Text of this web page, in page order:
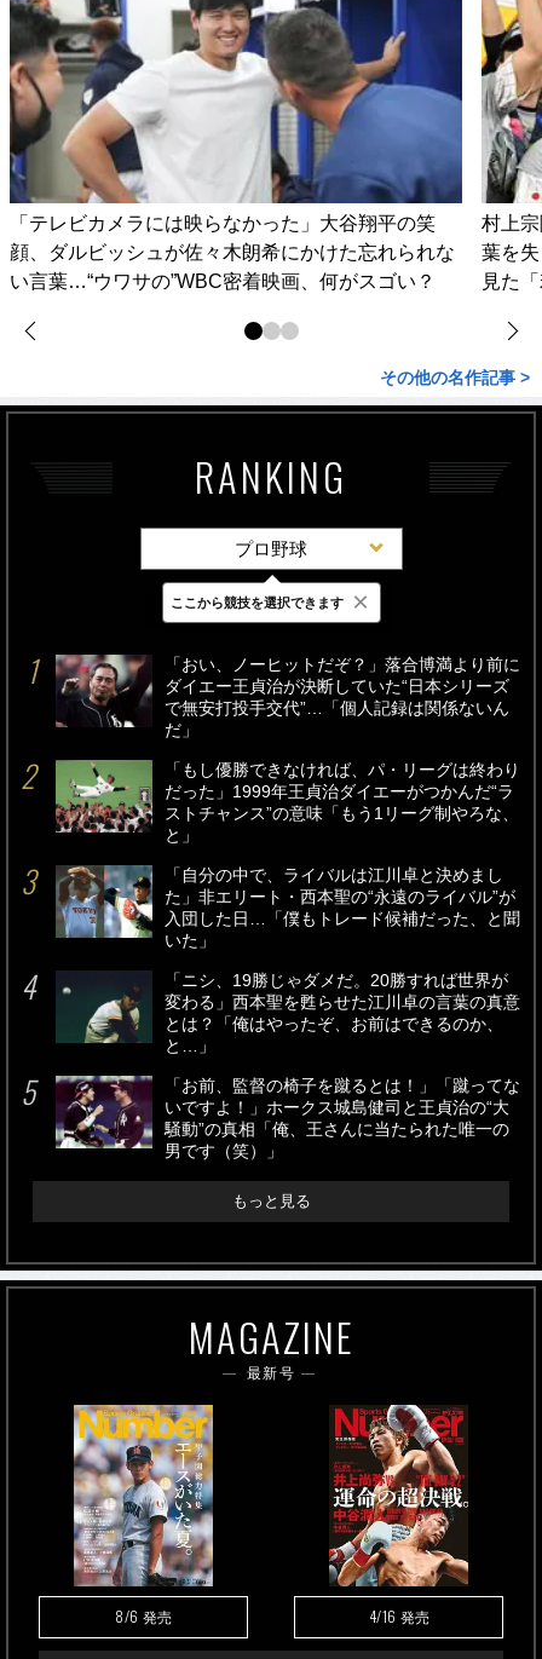
「テレビカメラには映らなかった」大谷翔平の笑
顔、ダルビッシュが佐々木朗希にかけた忘れられな
い言葉…“ウワサの”WBC密着映画、何がスゴい？
村上
葉を
見た
その他の名作記事 >
RANKING
プロ野球
最新 24時間 週間
「おい、ノーヒットだぞ？」落合博満より前に
ダイエー王貞治が決断していた“日本シリーズ
で無安打投手交代”…「個人記録は関係ないん
だ」
「もし優勝できなければ、パ・リーグは終わり
だった」1999年王貞治ダイエーがつかんだ“ラ
ストチャンス”の意味「もう1リーグ制やろな、
と」
「自分の中で、ライバルは江川卓と決めまし
た」非エリート・西本聖の“永遠のライバル”が
入団した日…「僕もトレード候補だった、と聞
いた」
「ニシ、19勝じゃダメだ。20勝すれば世界が
変わる」西本聖を甦らせた江川卓の言葉の真意
とは？「俺はやったぞ、お前はできるのか、
と…」
「お前、監督の椅子を蹴るとは！」「蹴ってな
いですよ！」ホークス城島健司と王貞治の“大
騒動”の真相「俺、王さんに当たられた唯一の
男です（笑）」
もっと見る
MAGAZINE
最新号
8/6 発売 4/16 発売
ここから競技を選択できます ×